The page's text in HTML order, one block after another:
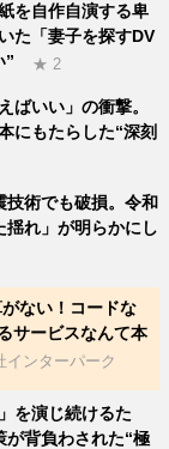
を自作自演する卑
た「妻子を探すDV
”
★ 2
ばいい」の衝撃。
にもたらした“深刻
技術でも破損。令和
揺れ」が明らかにし
ない！コードな
サービスなんて本
インターパーク
を演じ続けるた
が背負わされた“極